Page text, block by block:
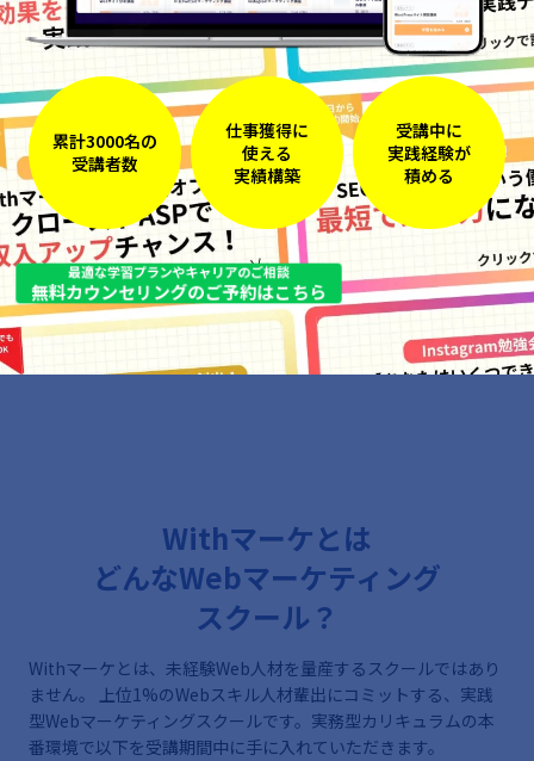
累計3000名の
受講者数
仕事獲得に
使える
実績構築
受講中に
実践経験が
積める
最適な学習プランやキャリアのご相談
無料カウンセリングのご予約はこちら
Withマーケとは
どんなWebマーケティング
スクール？
Withマーケとは、未経験Web人材を量産するスクールではあり
ません。
上位1%のWebスキル人材輩出にコミットする、実践
型Webマーケティングスクールです。 実務型カリキュラムの本
番環境で以下を受講期間中に手に入れていただきます。